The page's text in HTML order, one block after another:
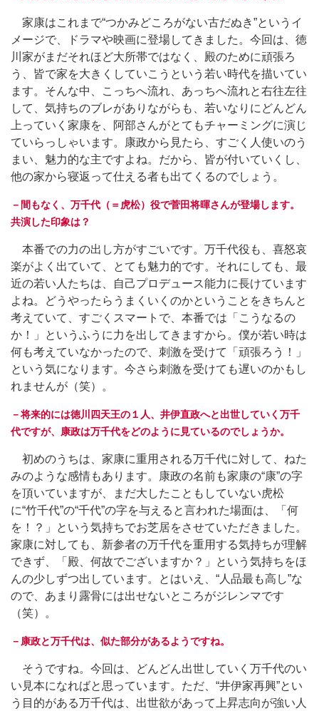
家康はこれまで“つかみどころがない古だぬき”というイ
メージで、ドラマや映画に登場してきました。今回は、徳
川家がまだそれほど大所帯ではなく、殿のために頑張ろ
う、皆で家を大きくしていこうという若い時代を描いてい
ます。そんな中、こっちへ流れ、あっちへ流れと右往左往
して、気持ちのブレがありながらも、若いなりにどんどん
上っていく家康を、阿部さんがとてもチャーミングに演じ
ていらっしゃいます。康政から見たら、すごく人使いのう
まい、魅力的な主ですよね。だから、皆が付いていくし、
他の家から寝返って仕える者も出てくるのでしょう。
－間もなく、万千代（＝虎松）役で菅田将暉さんが登場します。
共演した印象は？
本番での力の出し方がすごいです。万千代役も、喜怒哀
楽がよく出ていて、とても魅力的です。それにしても、最
近の若い人たちは、自己プロデュース能力に長けています
よね。どうやったらうまくいくのかということをきちんと
考えていて、すごくスマートで、本番では「こうなるの
か！」というふうに力を出してきますから。僕が若い時は
何も考えていなかったので、刺激を受けて「頑張ろう！」
という気になります。今さら刺激を受けても遅いのかもし
れませんが（笑）。
－将来的には徳川四天王の１人、井伊直政へと出世していく万千
代ですが、康政は万千代をどのように見ているのでしょうか。
初めのうちは、家康に重用される万千代に対して、ねた
みのような感情もあります。康政の名前も家康の“康”の字
を頂いていますが、まだ大したこともしていない虎松
に“竹千代”の“千代”の字を与えると言われた場面は、「何
を！？」という気持ちでお芝居をさせていただきました。
家康に対しても、新参者の万千代を重用する気持ちが理解
できず、「殿、何故でございますか？」という気持ちをほ
んの少しずつ出しています。とはいえ、“人品最も高し”な
ので、あまり露骨には出せないところがジレンマです
（笑）。
－康政と万千代は、似た部分があるようですね。
そうですね。今回は、どんどん出世していく万千代のい
い見本になればと思っています。ただ、“井伊家再興”とい
う目的がある万千代は、出世欲があって上昇志向が強い人